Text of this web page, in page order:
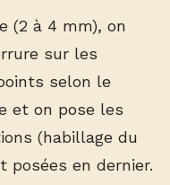
(2 à 4 mm), on
sur les
selon le
et on pose les
(habillage du
posées en dernier.